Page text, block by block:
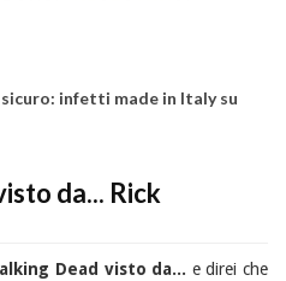
infetti made in Italy su
da... Rick
Dead visto da... e direi che